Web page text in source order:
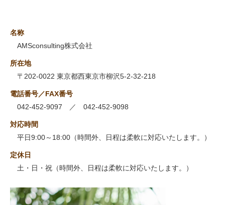
名称
AMSconsulting株式会社
所在地
〒202-0022 東京都西東京市柳沢5-2-32-218
電話番号／FAX番号
042-452-9097 ／ 042-452-9098
対応時間
平日9:00～18:00（時間外、日程は柔軟に対応いたします。）
定休日
土・日・祝（時間外、日程は柔軟に対応いたします。）